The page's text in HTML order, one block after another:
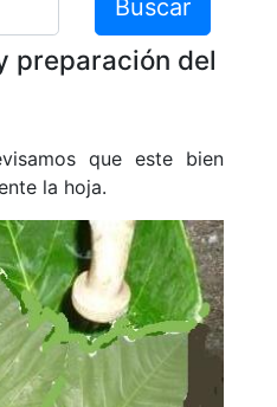
Buscar
preparación del
que este bien
la hoja.